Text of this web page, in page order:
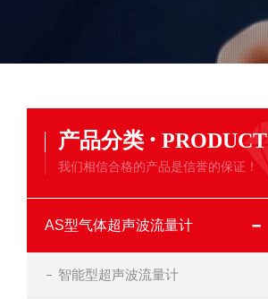
产品分类 · PRODUCT
我们相信合格的产品是信誉的保证！
AS型气体超声波流量计
智能型超声波流量计